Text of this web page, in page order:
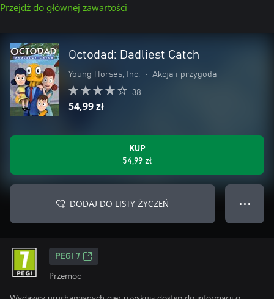
Przejdź do głównej zawartości
Octodad: Dadliest Catch
Young Horses, Inc. • Akcja i przygoda
38
54,99 zł
KUP
54,99 zł
DODAJ DO LISTY ŻYCZEŃ ● ● ●
PEGI 7
Przemoc